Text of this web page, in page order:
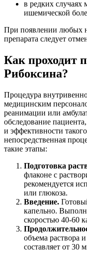
в редких случаях
ишемической
При появлении любых
препарата следует
Как проходит
Рибоксина?
Процедура
медицинским
реанимации или
обследование
и эффективности
непосредственная
такие этапы:
Подготовка
флаконе с
рекомендуется
или глюкоза.
Введение.
капельно.
скоростью 40-60
объема раствора
составляет от 30